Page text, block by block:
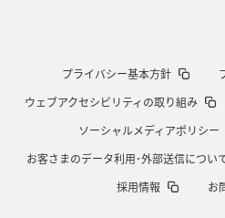
2025年12月25日(木)更新
2025年12月18日(木)更新
プライバシー基本方針
ウェブアクセシビリティの取り組み
ソーシャルメディアポリシー
お客さまのデータ利用･外部送信につい
採用情報
お